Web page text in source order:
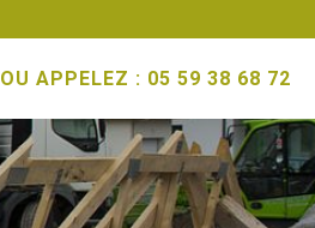
OU APPELEZ : 05 59 38 68 72